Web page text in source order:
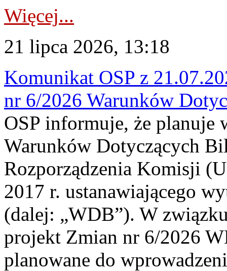
Więcej...
21 lipca 2026, 13:18
Komunikat OSP z
nr 6/2026 Warunków
OSP informuje, że planuje
Warunków Dotyczących
Rozporządzenia Komisji
2017 r. ustanawiającego
(dalej: „WDB”). W
projekt Zmian nr 6/2026
planowane do